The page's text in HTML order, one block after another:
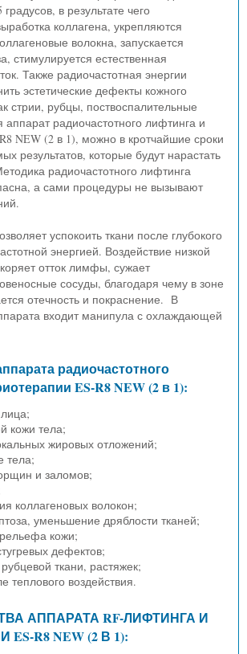
в результате чего
коллагена, укрепляются
волокна, запускается
стимулируется естественная
Также радиочастотная энергии
эстетические дефекты кожного
стрии, рубцы, поствоспалительные
аппарат радиочастотного лифтинга и
NEW (2 в 1), можно в кротчайшие сроки
результатов, которые будут нарастать
радиочастотного лифтинга
а сами процедуры не вызывают
успокоить ткани после глубокого
энергией. Воздействие низкой
отток лимфы, сужает
сосуды, благодаря чему в зоне
отечность и покраснение. В
входит манипула с охлаждающей
радиочастотного
ES-R8 NEW (2 в 1):
кожи тела;
жировых отложений;
тела;
и заломов;
коллагеновых волокон;
уменьшение дряблости тканей;
кожи;
дефектов;
ткани, растяжек;
теплового воздействия.
АППАРАТА RF-ЛИФТИНГА И
R8 NEW (2 В 1):